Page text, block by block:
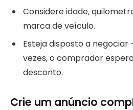
Considere idade,
marca de veículo.
Esteja disposto a negociar
vezes, o comprador
desconto.
Crie um anúncio